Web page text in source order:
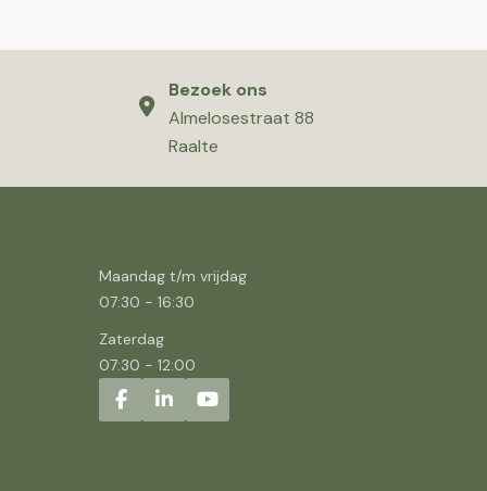
Bezoek ons
Almelosestraat 88
Raalte
Maandag t/m vrijdag
07:30 - 16:30
Zaterdag
07:30 - 12:00